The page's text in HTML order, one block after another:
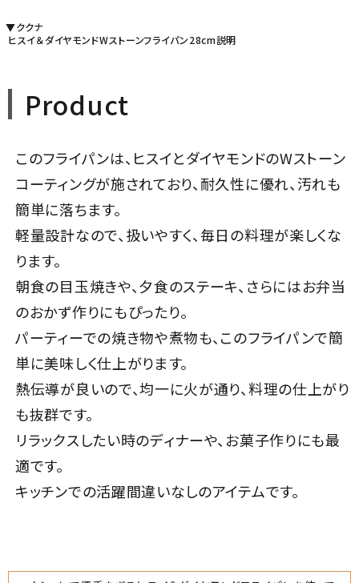
▼ククナ
ヒスイ＆ダイヤモンドWストーンフライパン28cm説明
Product
このフライパンは、ヒスイとダイヤモンドのWストーン
コーティングが施されており、耐久性に優れ、汚れも
簡単に落ちます。
軽量設計なので、扱いやすく、毎日の料理が楽しくな
ります。
朝食の目玉焼きや、夕食のステーキ、さらにはお弁当
のおかず作りにもぴったり。
パーティーでの焼き物や煮物も、このフライパンで簡
単に美味しく仕上がります。
熱伝導が良いので、均一に火が通り、料理の仕上がり
も抜群です。
リラックスしたい時のディナーや、お菓子作りにも最
適です。
キッチンでの活躍間違いなしのアイテムです。